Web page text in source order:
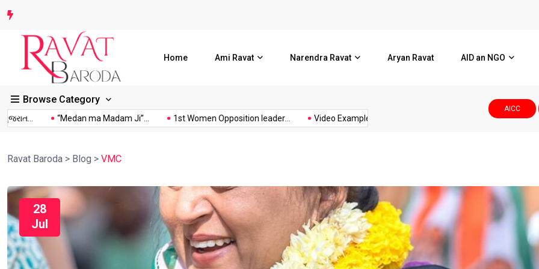
Home Ami Ravat Narendra Ravat Aryan Ravat AID an NGO
Browse Category
“Medan ma Madam Ji”... 1st Women Opposition leader... Video Example વડોદરા કોર્પોરેશનમાં નનામી પત્રિકામાં...
AICC
Ravat Baroda > Blog > VMC
28
Jul